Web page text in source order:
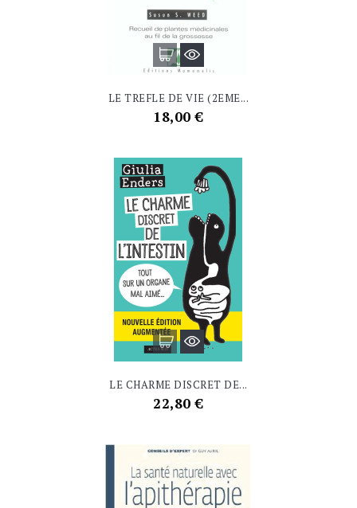
LE TREFLE DE VIE (2EME...
Prix
18,00 €
LE CHARME DISCRET DE...
Prix
22,80 €